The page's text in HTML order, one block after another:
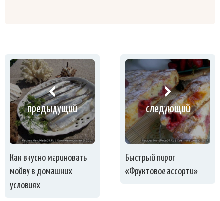
предыдущий
Как вкусно мариновать
мойву в домашних
условиях
следующий
Быстрый пирог
«Фруктовое ассорти»